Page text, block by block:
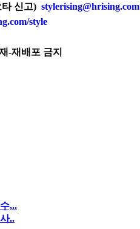
신고) stylerising@hrising.com
style
-재배포 금지
,..
..